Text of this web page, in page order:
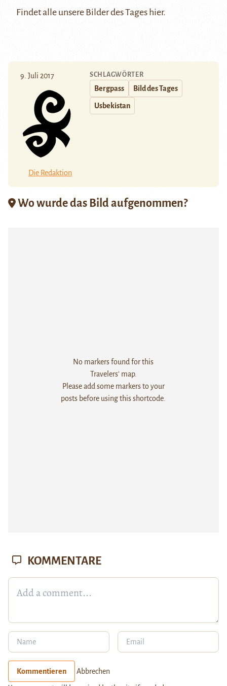
Findet alle unsere Bilder des Tages hier.
9. Juli 2017
Die Redaktion
SCHLAGWÖRTER
Bergpass Bild des Tages
Usbekistan
Wo wurde das Bild aufgenommen?
No markers found for this
Travelers' map.
Please add some markers to your
posts before using this shortcode.
KOMMENTARE
Kommentieren Abbrechen